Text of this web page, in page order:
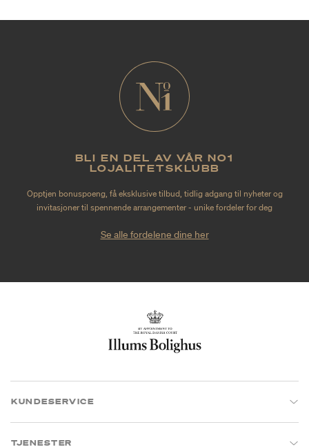
BLI EN DEL AV VÅR NO1
LOJALITETSKLUBB
Opptjen bonuspoeng, få eksklusive tilbud, tidlig adgang til nyheter og
invitasjoner til spennende arrangementer - unike fordeler for deg
Se alle fordelene dine her
KUNDESERVICE
TJENESTER